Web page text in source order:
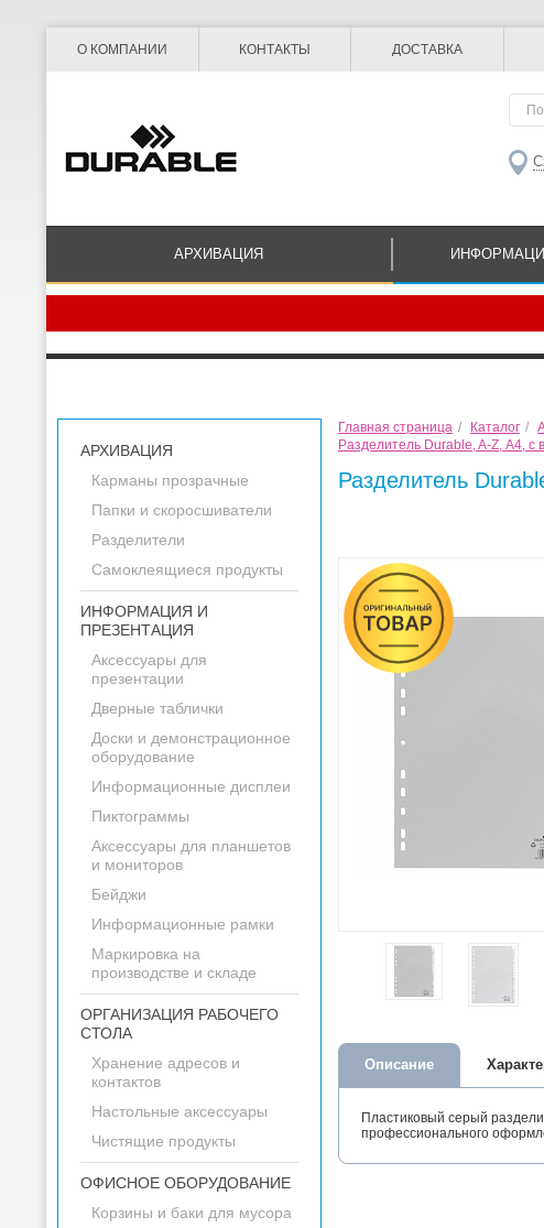
О КОМПАНИИ КОНТАКТЫ ДОСТАВКА
АРХИВАЦИЯ
АРХИВАЦИЯ
Карманы прозрачные
Папки и скоросшиватели
Разделители
Самоклеящиеся продукты
ИНФОРМАЦИЯ И
ПРЕЗЕНТАЦИЯ
Аксессуары для
презентации
Дверные таблички
Доски и демонстрационное
оборудование
Информационные дисплеи
Пиктограммы
Аксессуары для планшетов
и мониторов
Бейджи
Информационные рамки
Маркировка на
производстве и складе
ОРГАНИЗАЦИЯ РАБОЧЕГО
СТОЛА
Хранение адресов и
контактов
Настольные аксессуары
Чистящие продукты
ОФИСНОЕ ОБОРУДОВАНИЕ
Корзины и баки для мусора
Главная страница / Каталог /
Разделитель Durable, A-Z, А4,
Разделитель
Описание
Пластиковый серый
профессионального